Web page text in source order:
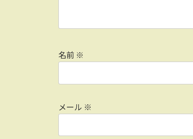
名前 ※
メール ※